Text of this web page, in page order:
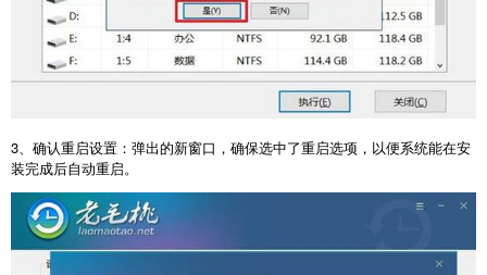
3 、确认重启设置：弹出的新窗口，确保选中了重启选项，以便系统能在安
装完成后自动重启。